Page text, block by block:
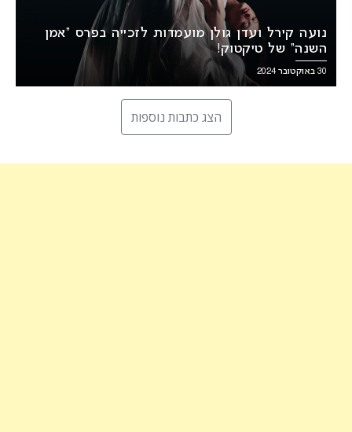
נועה קירל ועדן גולן מועמדות לזכייה בפרס “אמן
השנה” של טיקטוק!
30 באוקטובר 2024
הצג כתבות נוספות